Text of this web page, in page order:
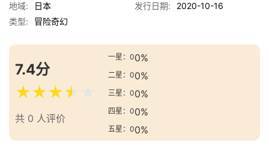
地域:
日本 发行日期:
2020-10-16
类型:
冒险奇幻
7.4分
★★★★
共 0 人评价
一星：00%
二星：00%
三星：00%
四星：00%
五星：00%